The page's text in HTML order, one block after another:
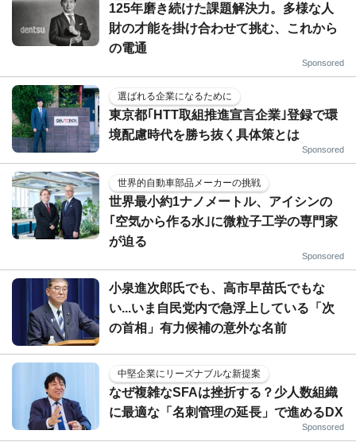
125年磨き続けた課題解決力。多様な人
財の才能を掛け合わせて挑む、これから
の電通
Sponsored
選ばれる企業になるために
東京都｢HTT取組推進宣言企業｣登録で環
境配慮時代を勝ち抜く具体策とは
Sponsored
世界的自動車部品メーカーの挑戦
世界最小約1ナノメートル、アイシンの
｢空気から作る水｣に微粒子工学の専門家
が迫る
Sponsored
小泉進次郎氏でも、高市早苗氏でもな
い...いま自民党内で急浮上している「次
の首相」有力候補の意外な名前
中堅企業にリーズナブルな新提案
なぜ複雑なSFAは挫折する？少人数組織
に最適な「名刺管理の延長」で進めるDX
Sponsored